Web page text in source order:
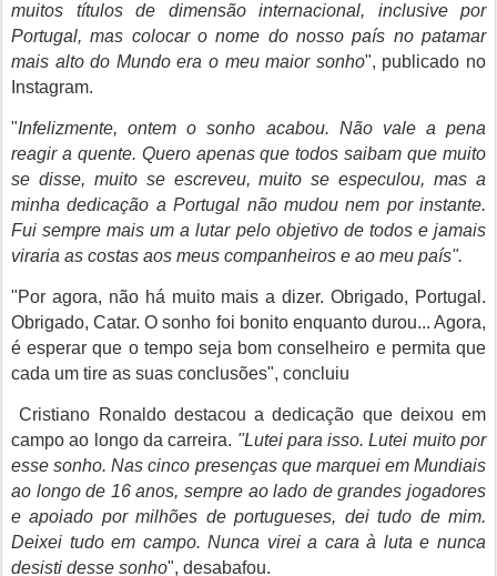
muitos títulos de dimensão internacional, inclusive por
Portugal, mas colocar o nome do nosso país no patamar
mais alto do Mundo era o meu maior sonho", publicado no
Instagram.
"Infelizmente, ontem o sonho acabou. Não vale a pena
reagir a quente. Quero apenas que todos saibam que muito
se disse, muito se escreveu, muito se especulou, mas a
minha dedicação a Portugal não mudou nem por instante.
Fui sempre mais um a lutar pelo objetivo de todos e jamais
viraria as costas aos meus companheiros e ao meu país".
"Por agora, não há muito mais a dizer. Obrigado, Portugal.
Obrigado, Catar. O sonho foi bonito enquanto durou... Agora,
é esperar que o tempo seja bom conselheiro e permita que
cada um tire as suas conclusões", concluiu
Cristiano Ronaldo destacou a dedicação que deixou em
campo ao longo da carreira. "Lutei para isso. Lutei muito por
esse sonho. Nas cinco presenças que marquei em Mundiais
ao longo de 16 anos, sempre ao lado de grandes jogadores
e apoiado por milhões de portugueses, dei tudo de mim.
Deixei tudo em campo. Nunca virei a cara à luta e nunca
desisti desse sonho", desabafou.